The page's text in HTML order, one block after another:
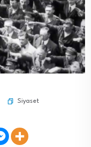
Siyaset